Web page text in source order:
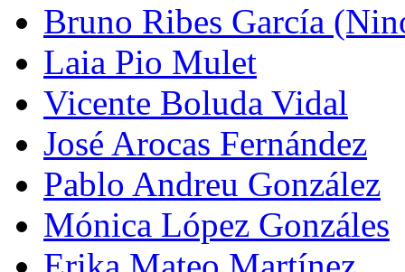
Bruno Ribes García
Laia Pio Mulet
Vicente Boluda Vidal
José Arocas Fernández
Pablo Andreu González
Mónica López Gonzáles